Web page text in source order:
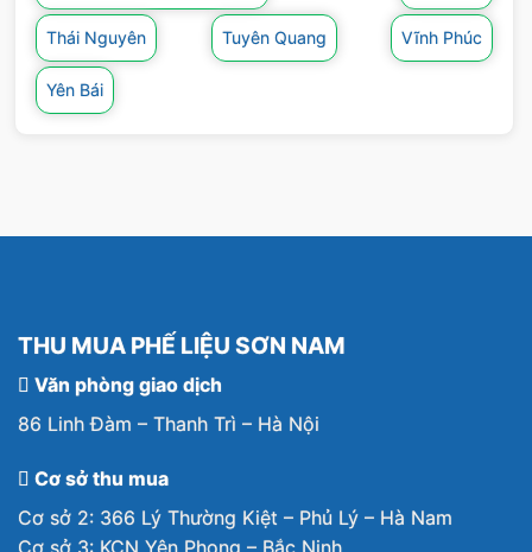
Thái Nguyên Tuyên Quang Vĩnh Phúc
Yên Bái
THU MUA PHẾ LIỆU SƠN NAM
Văn phòng giao dịch
86 Linh Đàm – Thanh Trì – Hà Nội
Cơ sở thu mua
Cơ sở 2: 366 Lý Thường Kiệt – Phủ Lý – Hà Nam